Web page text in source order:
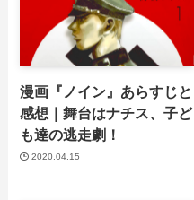
漫画『ノイン』あらすじと
感想｜舞台はナチス、子ど
も達の逃走劇！
2020.04.15